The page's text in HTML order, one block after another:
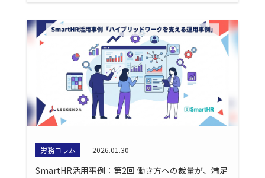
労務コラム 2026.01.30
SmartHR活用事例：第2回 働き方への裁量が、満足